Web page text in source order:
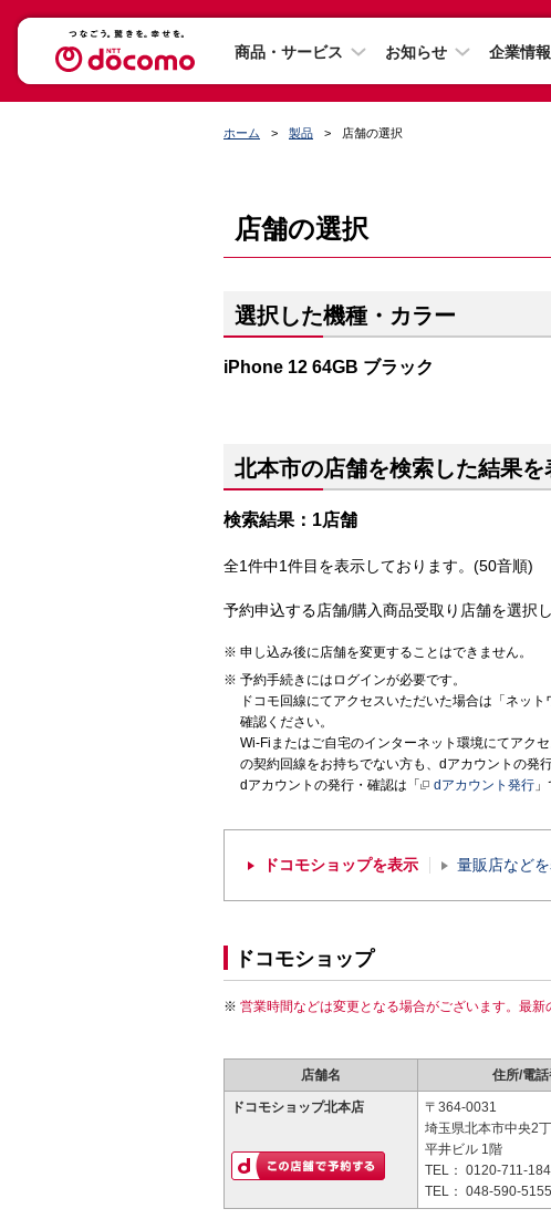
商品・サービス お知らせ 企業情報
ホーム 製品 店舗の選択
店舗の選択
選択した機種・カラー
iPhone 12 64GB ブラック
北本市の店舗を検索した結果
検索結果：1店舗
全1件中1件目を表示しております。(50音順)
予約申込する店舗/購入商品受取り店舗を選択し
申し込み後に店舗を変更することはできません。
予約手続きにはログインが必要です。
ドコモ回線にてアクセスいただいた場合は「ネッ
確認ください。
Wi-Fiまたはご自宅のインターネット環境にてアク
の契約回線をお持ちでない方も、dアカウントの発行
dアカウントの発行・確認は「
dアカウント発行
ドコモショップを表示 量販店など
ドコモショップ
営業時間などは変更となる場合がございます。最新
店舗名 住所/電
ドコモショップ北本店
〒364-0031
埼玉県北本市中央2
平井ビル 1階
TEL： 0120-711-184
TEL： 048-590-5155